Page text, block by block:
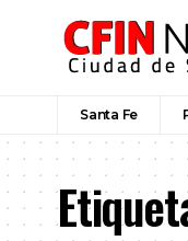
Santa Fe